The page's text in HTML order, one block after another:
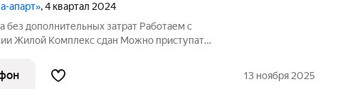
апарт», 4 квартал 2024
без дополнительных затрат Работаем с
Жилой Комплекс сдан Можно приступать
Бассейна и Розовое Озеро 3 в 1
13 ноября 2025